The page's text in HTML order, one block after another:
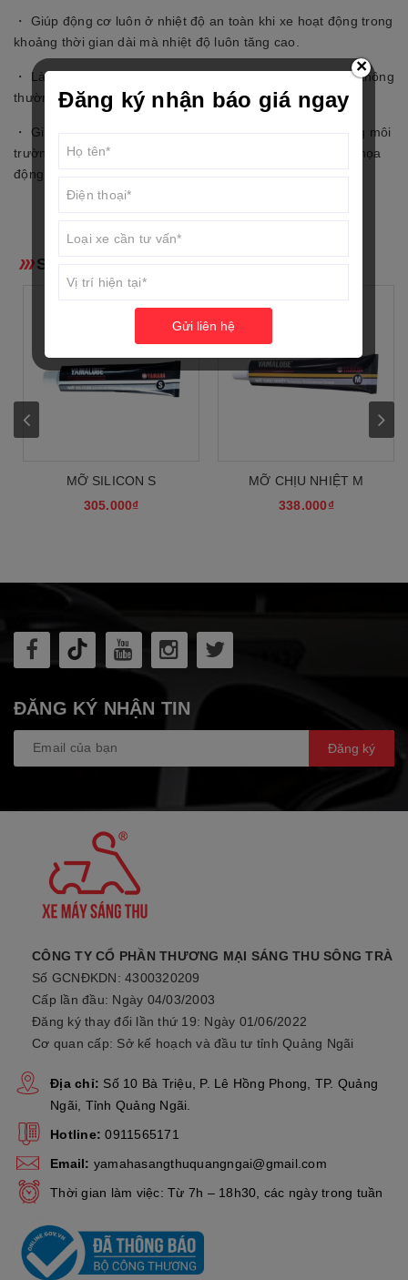
・ Giúp động cơ luôn ở nhiệt độ an toàn khi xe hoạt động trong
khoảng thời gian dài mà nhiệt độ luôn tăng cao.
・ Làm mát động cơ tốt hơn loại làm mát kiểu cưỡng bức thông
thường là gió.
・ Giúp kéo dài tuổi thọ động cơ và hoạt động bền bỉ trong môi
trường nhiệt độ cao không có lợi cho các chi tiết động cơ họa
động.
SẢN PHẨM LIÊN QUAN
MỠ SILICON S
305.000₫
MỠ CHỊU NHIỆT M
338.000₫
ĐĂNG KÝ NHẬN TIN
Đăng ký
CÔNG TY CỔ PHẦN THƯƠNG MẠI SÁNG THU SÔNG TRÀ
Số GCNĐKDN: 4300320209
Cấp lần đầu: Ngày 04/03/2003
Đăng ký thay đổi lần thứ 19: Ngày 01/06/2022
Cơ quan cấp: Sở kế hoạch và đầu tư tỉnh Quảng Ngãi
Địa chỉ: Số 10 Bà Triệu, P. Lê Hồng Phong, TP. Quảng
Ngãi, Tỉnh Quảng Ngãi.
Hotline: 0911565171
Email: yamahasangthuquangngai@gmail.com
Thời gian làm việc: Từ 7h – 18h30, các ngày trong tuần
Đăng ký nhận báo giá ngay
×
Gửi liên hệ